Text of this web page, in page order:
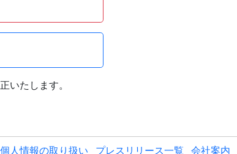
いたします。
個人情報の取り扱い プレスリリース一覧 会社案内